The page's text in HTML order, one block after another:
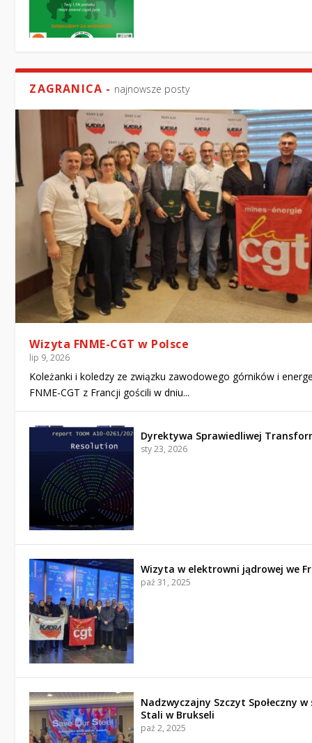
ZAGRANICA - najnowsze posty
Wizyta FNME-CGT w Polsce
lip 9, 2026
Koleżanki i koledzy ze związku zawodowego górników i
FNME-CGT z Francji gościli w dniu...
Dyrektywa Sprawiedliwej
sty 23, 2026
Wizyta w elektrowni jądrowej we
paź 31, 2025
Nadzwyczajny Szczyt Społeczny
Stali w Brukseli
paź 2, 2025